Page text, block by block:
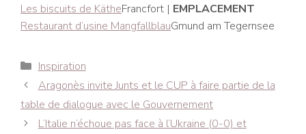
Les biscuits de KätheFrancfort | EMPLACEMENT
Restaurant d’usine MangfallblauGmund am Tegernsee
Catégories
Inspiration
Navigation
des
articles
Aragonès invite Junts et le CUP à faire partie de la
table de dialogue avec le Gouvernement
L’Italie n’échoue pas face à l’Ukraine (0-0) et